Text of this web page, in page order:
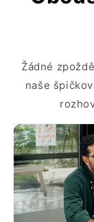
Žádné
naše